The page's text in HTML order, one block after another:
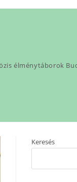
élménytáborok
Keresés